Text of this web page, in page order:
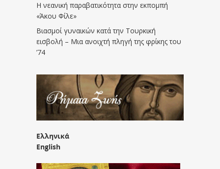
Η νεανική παραβατικότητα στην εκπομπή
«Άκου Φίλε»
Βιασμοί γυναικών κατά την Τουρκική
εισβολή – Μια ανοιχτή πληγή της φρίκης του
’74
Ελληνικά
English